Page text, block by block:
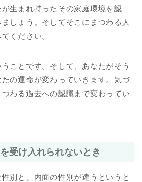
生まれ持ったその家庭環境を認
しょう。そしてそこにまつわる人
ください。
ことです。そして、あなたがそう
の運命が変わっていきます。気づ
わる過去への認識まで変わってい
受け入れられないとき
別と、内面の性別が違うというと